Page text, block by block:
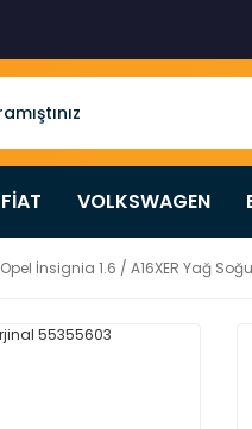
FİAT VOLKSWAGEN
Opel İnsignia 1.6 / A16XER Yağ